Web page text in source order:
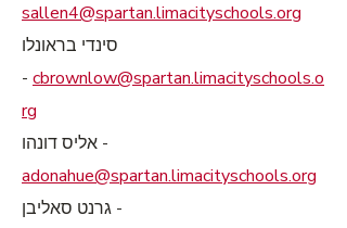
sallen4@spartan.limacityschools.org
סינדי בראונלו
- cbrownlow@spartan.limacityschools.o
rg
אליס דונהו -
adonahue@spartan.limacityschools.org
גרנט סאליבן -